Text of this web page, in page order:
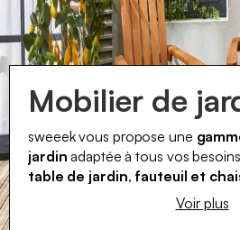
Mobilier de
sweeek vous propose une
jardin adaptée à tous vos
table de jardin, fauteuil et
ensemble repas outdoor
coffre de rangement
Voir plus